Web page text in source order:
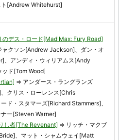
ト[Andrew Whitehurst]
のデス・ロード[Mad Max: Fury Road]
クソン[Andrew Jackson]、ダン・オ
、アンディ・ウィリアムス[Andy
ド[Tom Wood]
⇒ アンダース・ラングランズ
クリス・ローレンス[Chris
ド・スタマーズ[Richard Stammers]、
ー[Steven Warner]
し者[The Revenant] ⇒ リッチ・マクブ
、マット・シャムウェイ[Matt